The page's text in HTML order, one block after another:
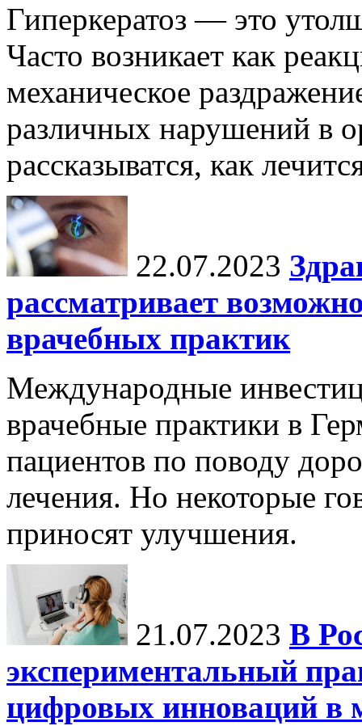
Гиперкератоз — это
Часто возникает как
механическое
различных нарушений в
рассказыватся, как
22.07.2023
рассматривает
врачебных практик
Международные
врачебные практики в
пациентов по поводу
лечения. Но некоторые
приносят улучшения.
21.07.2023 В
экспериментальный
цифровых инноваций в